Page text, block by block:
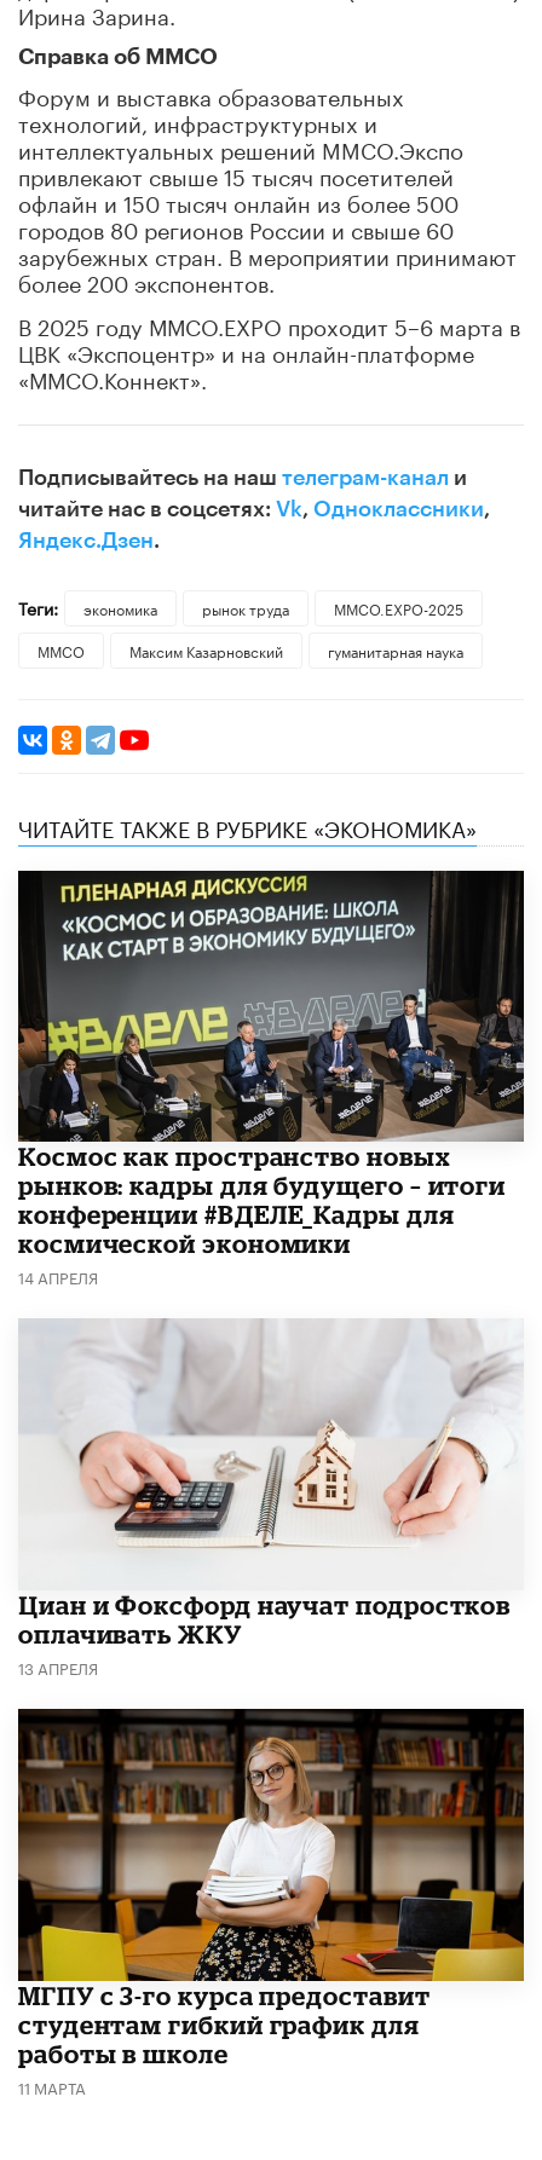
Ирина Зарина.
Справка об ММСО
Форум и выставка образовательных
технологий, инфраструктурных и
интеллектуальных решений MMCO.Экспо
привлекают свыше 15 тысяч посетителей
офлайн и 150 тысяч онлайн из более 500
городов 80 регионов России и свыше 60
зарубежных стран. В мероприятии принимают
более 200 экспонентов.
В 2025 году ММСО.EXPO проходит 5–6 марта в
ЦВК «Экспоцентр» и на онлайн-платформе
«ММСО.Коннект».
Подписывайтесь на наш телеграм-канал и
читайте нас в соцсетях: Vk, Одноклассники,
Яндекс.Дзен.
Теги: экономика рынок труда
ММСО.EXPO-2025
ММСО
Максим Казарновский гуманитарная наука
ЧИТАЙТЕ ТАКЖЕ В РУБРИКЕ «ЭКОНОМИКА»
Космос как пространство новых
рынков: кадры для будущего – итоги
конференции #ВДЕЛЕ_Кадры для
космической экономики
14 АПРЕЛЯ
Циан и Фоксфорд научат подростков
оплачивать ЖКУ
13 АПРЕЛЯ
МГПУ с 3-го курса предоставит
студентам гибкий график для
работы в школе
11 МАРТА